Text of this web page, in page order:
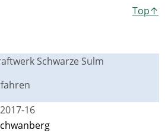
Top↑
Schwarze Sulm
16